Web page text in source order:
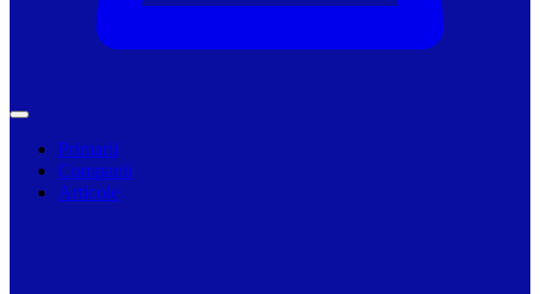
Primarii
Companii
Articole